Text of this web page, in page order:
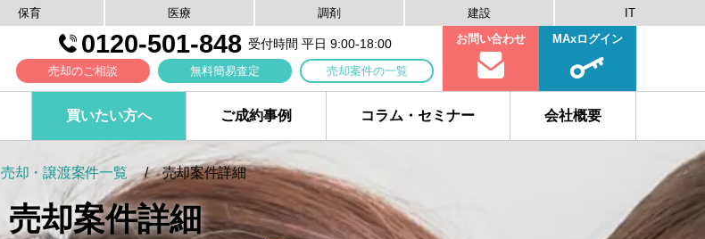
保育 医療 調剤 建設 IT
0120-501-848 受付時間 平日 9:00-18:00
売却のご相談 無料簡易査定 売却案件の一覧
お問い合わせ MAxログイン
買いたい方へ ご成約事例 コラム・セミナー 会社概要
売却・譲渡案件一覧 売却案件詳細
売却案件詳細